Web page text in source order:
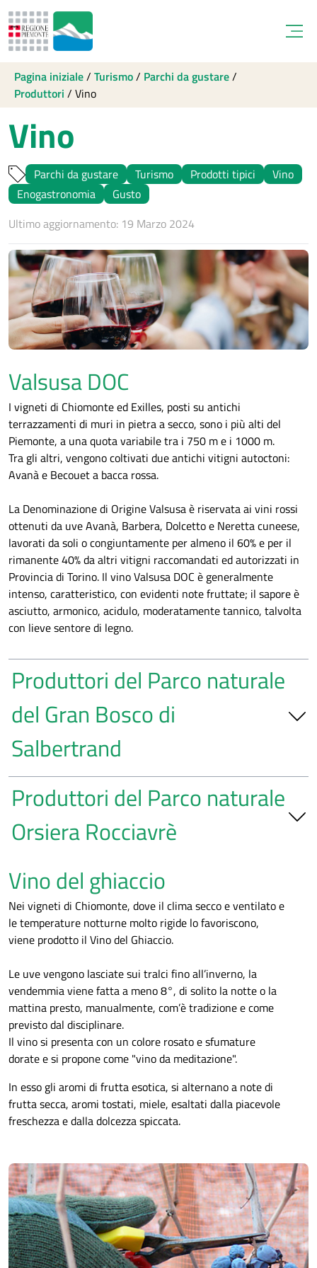
Pagina iniziale/ Turismo/ Parchi da gustare/
Produttori / Vino
Vino
Parchi da gustare Turismo Prodotti tipici
Vino
Enogastronomia
Gusto
Ultimo aggiornamento: 19 Marzo 2024
Valsusa DOC
I vigneti di Chiomonte ed Exilles, posti su antichi
terrazzamenti di muri in pietra a secco, sono i più alti del
Piemonte, a una quota variabile tra i 750 m e i 1000 m.
Tra gli altri, vengono coltivati due antichi vitigni autoctoni:
Avanà e Becouet a bacca rossa.
La Denominazione di Origine Valsusa è riservata ai vini rossi
ottenuti da uve Avanà, Barbera, Dolcetto e Neretta cuneese,
lavorati da soli o congiuntamente per almeno il 60% e per il
rimanente 40% da altri vitigni raccomandati ed autorizzati in
Provincia di Torino. Il vino Valsusa DOC è generalmente
intenso, caratteristico, con evidenti note fruttate; il sapore è
asciutto, armonico, acidulo, moderatamente tannico, talvolta
con lieve sentore di legno.
Produttori del Parco naturale
del Gran Bosco di
Salbertrand
Chiomonte (TO), via Vittorio Emanuele II, 6 - 347 9889189
casaronsilvini.it
turio@libero.it
-info@clareavini.it
Azienda agricola Isiyadi Enrico Cibonfa
Exilles (TO), via Chatellard, 7 - 349 3235575 - 333
6250968
Azienda agricola La Chimeradi Stefano Turbil
Chiomonte (TO), località Finiere - 334 1466075
stefano.turbil@libero.it
Azienda agricola L Garbindi Croce Andrea
Chiomonte (TO), località Signou, via Avanà, 1 - 347
2412783 - 333 5965510
aziendagarbin@gmail.com
Azienda agricola Granja Farmdi Luca Barbich
granjafarmer23@gmail.com|www.granjafarm.it
Produttori del Parco naturale
Orsiera Rocciavrè
Azienda biologica Occitania
conduce interamente la sua superficie viticola nel comune
di Chiomonte (Parco Gran Bosco di Salbertrand).
Mattie (TO), via La Losa 2 - 349 4688853 - 349 5872025
occitania.mattie@gmail.com
Giampiero Gagnor
Chianocco (TO), via Vindrolere, 57 bis - 0122 641793 - 338
1517916
Vino del ghiaccio
Nei vigneti di Chiomonte, dove il clima secco e ventilato e
le temperature notturne molto rigide lo favoriscono,
viene prodotto il Vino del Ghiaccio.
Le uve vengono lasciate sui tralci fino all’inverno, la
vendemmia viene fatta a meno 8°, di solito la notte o la
mattina presto, manualmente, com’è tradizione e come
previsto dal disciplinare.
Il vino si presenta con un colore rosato e sfumature
dorate e si propone come "vino da meditazione".
In esso gli aromi di frutta esotica, si alternano a note di
frutta secca, aromi tostati, miele, esaltati dalla piacevole
freschezza e dalla dolcezza spiccata.